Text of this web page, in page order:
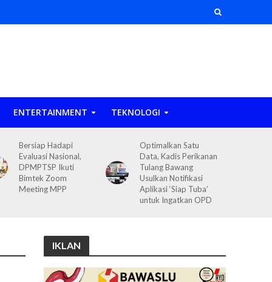
ENTERTAINMENT TEKNOLOGI
Bersiap Hadapi
Evaluasi Nasional,
DPMPTSP Ikuti
Bimtek Zoom
Meeting MPP
Optimalkan Satu
Data, Kadis Perikanan
Tulang Bawang
Usulkan Notifikasi
Aplikasi ‘Siap Tuba’
untuk Ingatkan OPD
IKLAN